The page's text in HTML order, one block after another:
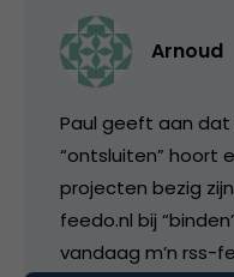
Arnoud
Paul geeft aan
“ontsluiten” hoort
projecten bezig
feedo.nl bij
vandaag m’n rss-